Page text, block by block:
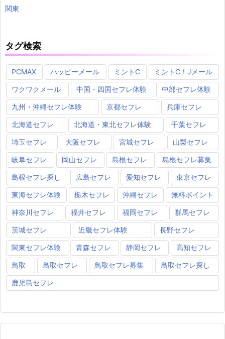
関東
タグ検索
PCMAX ハッピーメール ミントC ミントC！Jメール
ワクワクメール 中国・四国セフレ体験 中部セフレ体験
九州・沖縄セフレ体験 京都セフレ 兵庫セフレ
北海道セフレ 北海道・東北セフレ体験 千葉セフレ
埼玉セフレ 大阪セフレ 宮城セフレ 山梨セフレ
岐阜セフレ 岡山セフレ 島根セフレ 島根セフレ募集
島根セフレ探し 広島セフレ 愛知セフレ 東京セフレ
東海セフレ体験 栃木セフレ 沖縄セフレ 無料ポイント
神奈川セフレ 福井セフレ 福岡セフレ 群馬セフレ
茨城セフレ 近畿セフレ体験 長野セフレ
関東セフレ体験 青森セフレ 静岡セフレ 高知セフレ
鳥取 鳥取セフレ 鳥取セフレ募集 鳥取セフレ探し
鹿児島セフレ